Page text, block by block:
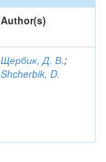
Author(s)
Щербик, Д. В.;
Shcherbik, D.